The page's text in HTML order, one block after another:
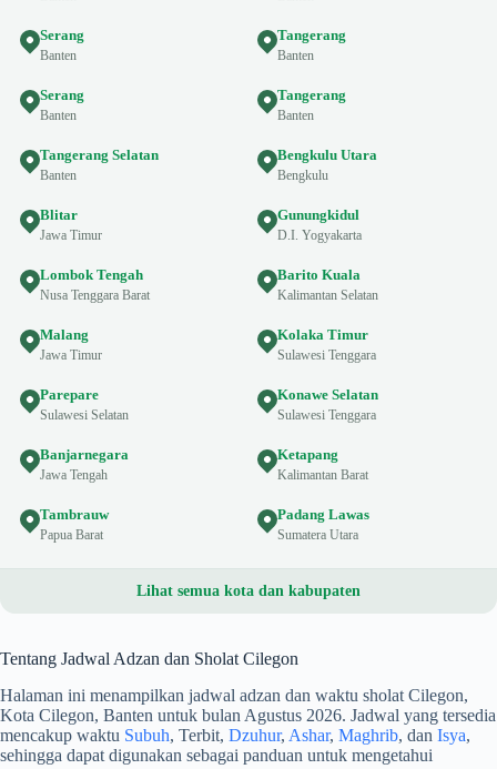
Serang
Banten
Tangerang
Banten
Serang
Banten
Tangerang
Banten
Tangerang Selatan
Banten
Bengkulu Utara
Bengkulu
Blitar
Jawa Timur
Gunungkidul
D.I. Yogyakarta
Lombok Tengah
Nusa Tenggara Barat
Barito Kuala
Kalimantan Selatan
Malang
Jawa Timur
Kolaka Timur
Sulawesi Tenggara
Parepare
Sulawesi Selatan
Konawe Selatan
Sulawesi Tenggara
Banjarnegara
Jawa Tengah
Ketapang
Kalimantan Barat
Tambrauw
Papua Barat
Padang Lawas
Sumatera Utara
Lihat semua kota dan kabupaten
Tentang Jadwal Adzan dan Sholat Cilegon
Halaman ini menampilkan jadwal adzan dan waktu sholat Cilegon,
Kota Cilegon, Banten untuk bulan Agustus 2026. Jadwal yang tersedia
mencakup waktu Subuh, Terbit, Dzuhur, Ashar, Maghrib, dan Isya,
sehingga dapat digunakan sebagai panduan untuk mengetahui